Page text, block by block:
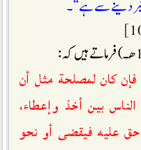
دینے سے ہے“۔
فإن كان لمصلحة مثل أن
بين أخذ وإعطاء،
عليه فيقضى أو نحو